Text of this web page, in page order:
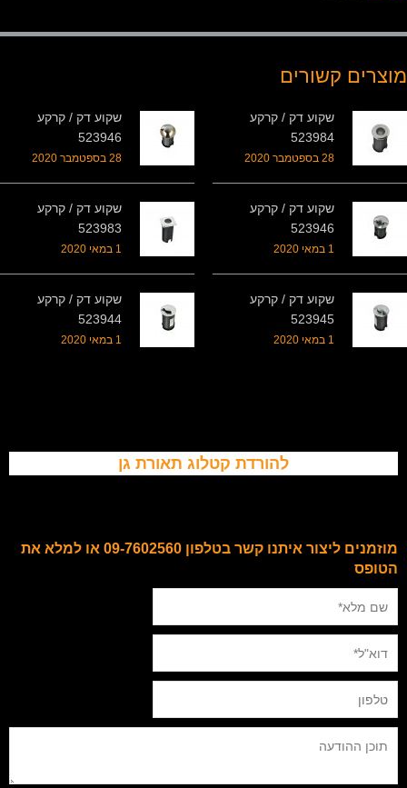
מוצרים קשורים
שקוע דק / קרקע
523984
28 בספטמבר 2020
שקוע דק / קרקע
523946
28 בספטמבר 2020
שקוע דק / קרקע
523946
1 במאי 2020
שקוע דק / קרקע
523983
1 במאי 2020
שקוע דק / קרקע
523945
1 במאי 2020
שקוע דק / קרקע
523944
1 במאי 2020
להורדת קטלוג תאורת גן
מוזמנים ליצור איתנו קשר בטלפון 09-7602560 או למלא את
הטופס